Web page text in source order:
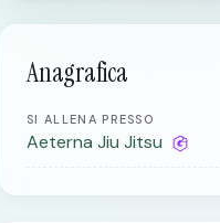
Anagrafica
SI ALLENA PRESSO
Aeterna Jiu Jitsu